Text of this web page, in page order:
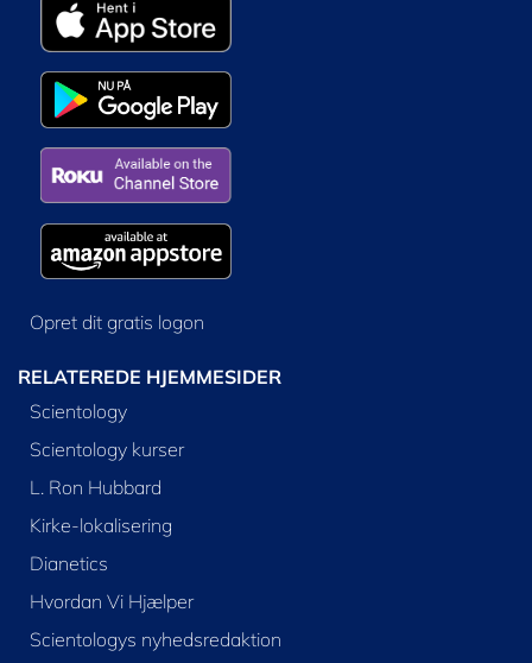
Opret dit gratis logon
RELATEREDE HJEMMESIDER
Scientology
Scientology kurser
L. Ron Hubbard
Kirke-lokalisering
Dianetics
Hvordan Vi Hjælper
Scientologys nyhedsredaktion